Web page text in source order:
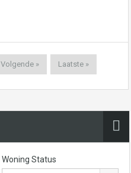
Volgende » Laatste »
Woning Status